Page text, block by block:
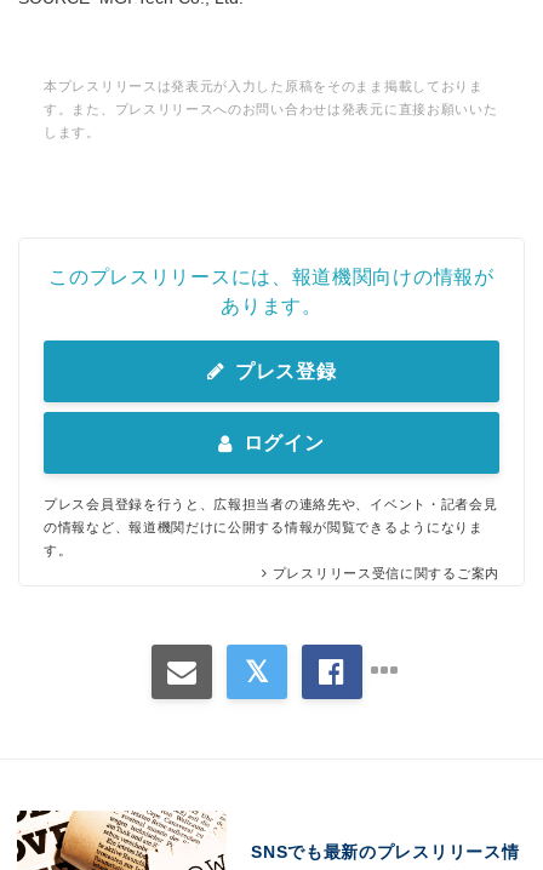
本プレスリリースは発表元が入力した原稿をそのまま掲載しておりま
す。また、プレスリリースへのお問い合わせは発表元に直接お願いいた
します。
このプレスリリースには、報道機関向けの情報が
あります。
プレス登録
ログイン
プレス会員登録を行うと、広報担当者の連絡先や、イベント・記者会見
の情報など、報道機関だけに公開する情報が閲覧できるようになりま
す。
プレスリリース受信に関するご案内
SNSでも最新のプレスリリース情